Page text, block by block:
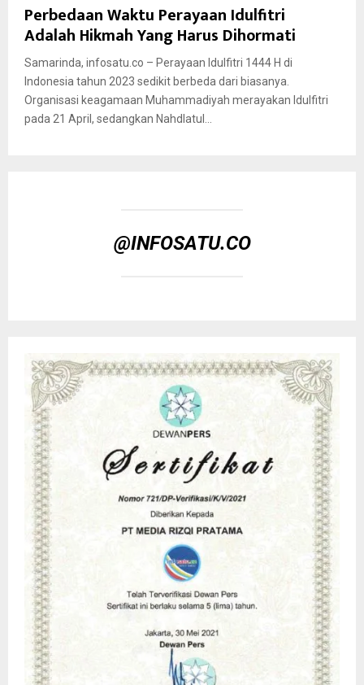
Perbedaan Waktu Perayaan Idulfitri
Adalah Hikmah Yang Harus Dihormati
Samarinda, infosatu.co – Perayaan Idulfitri 1444 H di
Indonesia tahun 2023 sedikit berbeda dari biasanya.
Organisasi keagamaan Muhammadiyah merayakan Idulfitri
pada 21 April, sedangkan Nahdlatul...
@INFOSATU.CO